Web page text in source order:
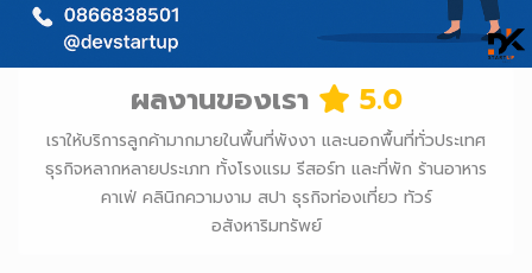
ผลงานของเรา 5.0
เราให้บริการลูกค้ามากมายในพื้นที่พังงา และนอกพื้นที่ทั่วประเทศ
ธุรกิจหลากหลายประเภท ทั้งโรงแรม รีสอร์ท และที่พัก ร้านอาหาร
คาเฟ่ คลินิกความงาม สปา ธุรกิจท่องเที่ยว ทัวร์
อสังหาริมทรัพย์